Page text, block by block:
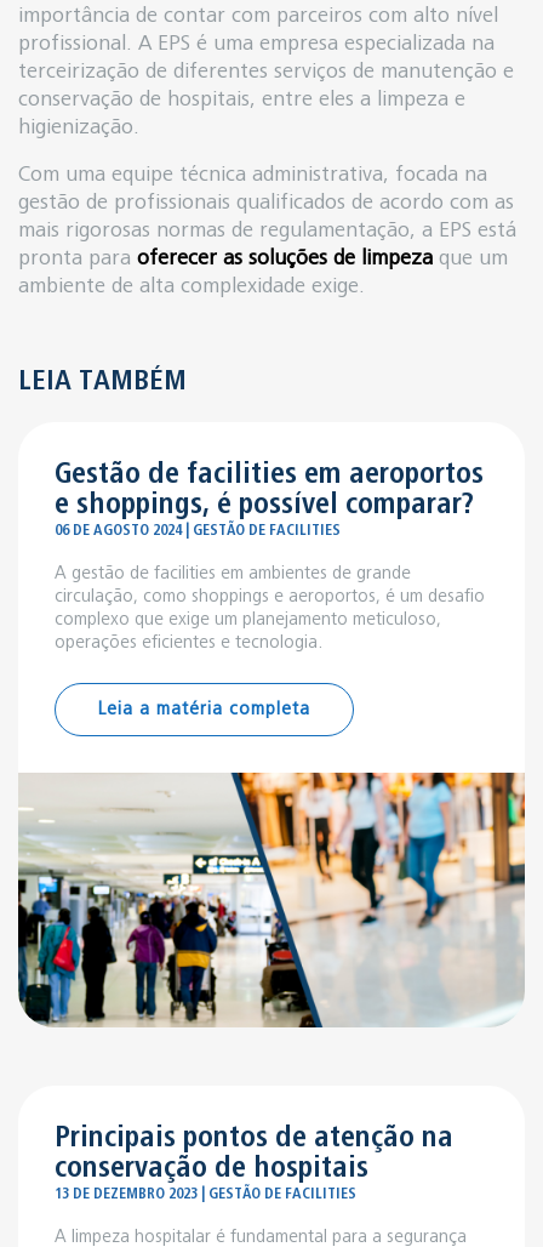
importância de contar com parceiros com alto nível
profissional. A EPS é uma empresa especializada na
terceirização de diferentes serviços de manutenção e
conservação de hospitais, entre eles a limpeza e
higienização.
Com uma equipe técnica administrativa, focada na
gestão de profissionais qualificados de acordo com as
mais rigorosas normas de regulamentação, a EPS está
pronta para oferecer as soluções de limpeza que um
ambiente de alta complexidade exige.
LEIA TAMBÉM
Gestão de facilities em aeroportos
e shoppings, é possível comparar?
06 DE AGOSTO 2024 | GESTÃO DE FACILITIES
A gestão de facilities em ambientes de grande
circulação, como shoppings e aeroportos, é um desafio
complexo que exige um planejamento meticuloso,
operações eficientes e tecnologia.
Leia a matéria completa
Principais pontos de atenção na
conservação de hospitais
13 DE DEZEMBRO 2023 | GESTÃO DE FACILITIES
A limpeza hospitalar é fundamental para a segurança